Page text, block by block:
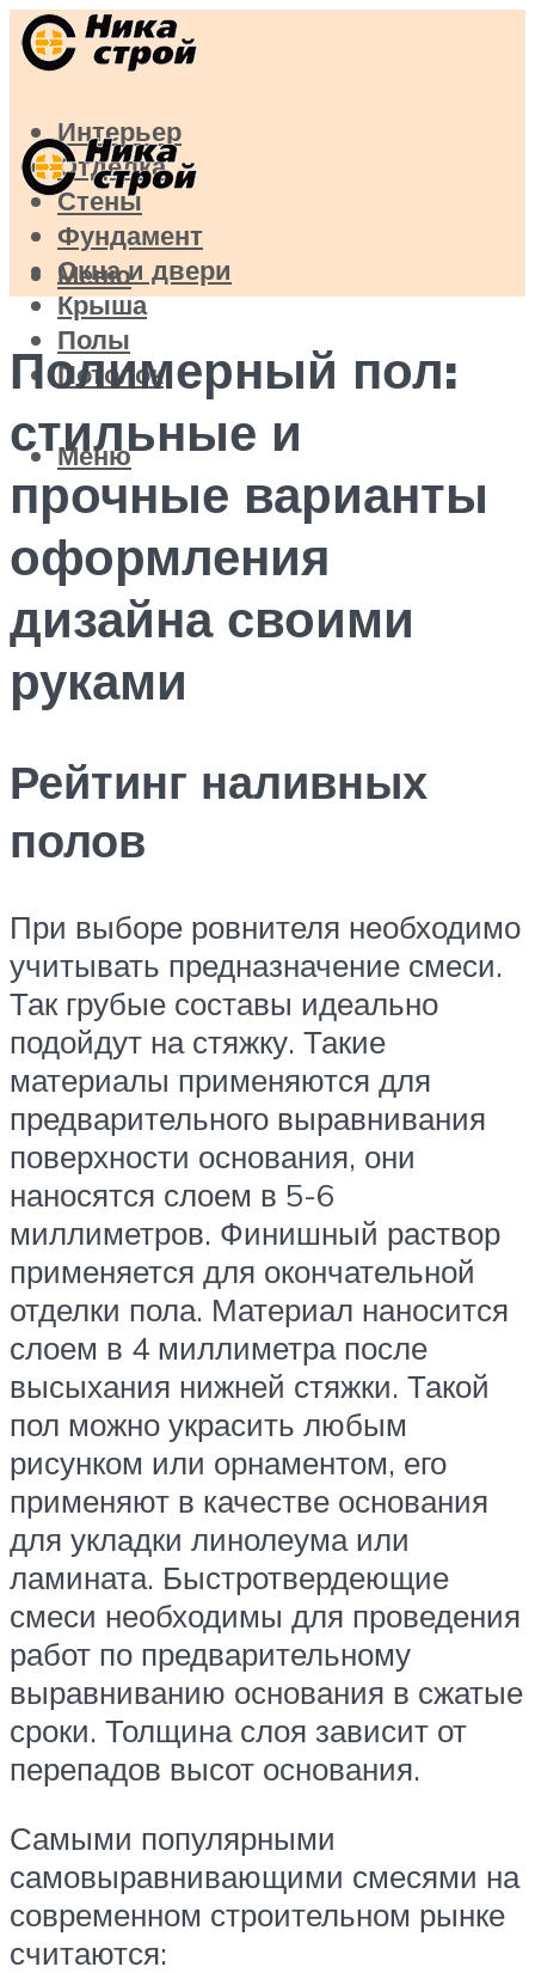
Интерьер
Отделка
Стены
Фундамент
Окна и двери
Крыша
Полы
Потолок
Меню
Меню
Полимерный пол:
стильные и
прочные варианты
оформления
дизайна своими
руками
Рейтинг наливных
полов
При выборе ровнителя необходимо
учитывать предназначение смеси.
Так грубые составы идеально
подойдут на стяжку. Такие
материалы применяются для
предварительного выравнивания
поверхности основания, они
наносятся слоем в 5-6
миллиметров. Финишный раствор
применяется для окончательной
отделки пола. Материал наносится
слоем в 4 миллиметра после
высыхания нижней стяжки. Такой
пол можно украсить любым
рисунком или орнаментом, его
применяют в качестве основания
для укладки линолеума или
ламината. Быстротвердеющие
смеси необходимы для проведения
работ по предварительному
выравниванию основания в сжатые
сроки. Толщина слоя зависит от
перепадов высот основания.
Самыми популярными
самовыравнивающими смесями на
современном строительном рынке
считаются: